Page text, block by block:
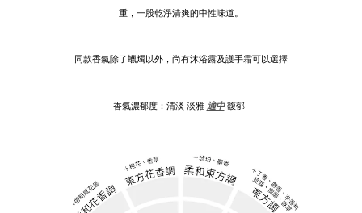
重，一股乾淨清爽的中性味道。
同款香氣除了蠟燭以外，尚有沐浴露及護手霜可以選擇
香氣濃郁度： 清淡 淡雅 適中 馥郁